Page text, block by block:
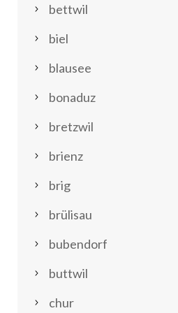
bettwil
biel
blausee
bonaduz
bretzwil
brienz
brig
brülisau
bubendorf
buttwil
chur